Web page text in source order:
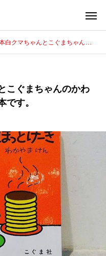
んとこぐまちゃんのかわいいやりとりが描かれた絵本です。
こぐまちゃんのかわ
です。